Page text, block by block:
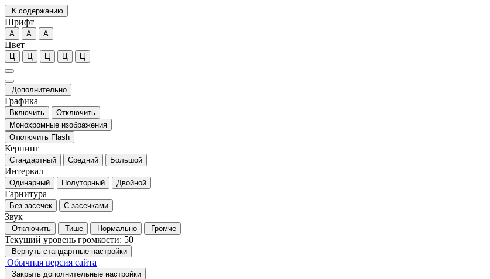
К содержанию
Шрифт
А А А
Цвет
Ц Ц Ц Ц Ц
Дополнительно
Графика
Включить
Отключить
Монохромные изображения
Отключить Flash
Кернинг
Стандартный Средний Большой
Интервал
Одинарный Полуторный Двойной
Гарнитура
Без засечек С засечками
Звук
Отключить Тише Нормально Громче
Текущий уровень громкости: 50
Вернуть стандартные настройки
Обычная версия сайта
Закрыть дополнительные настройки